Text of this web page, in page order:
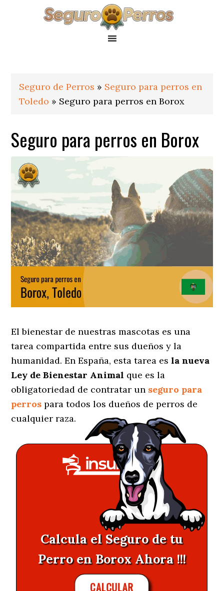
Seguro de Perros » Seguro para perros en
Toledo » Seguro para perros en Borox
Seguro para perros en Borox
El bienestar de nuestras mascotas es una
tarea compartida entre sus dueños y la
humanidad. En España, esta tarea esla nueva
Ley de Bienestar Animal que es la
obligatoriedad de contratar un seguro para
perros para todos los dueños de perros de
cualquier raza.
Calcula el Seguro de tu
Perro en Borox Ahora !!!
CALCULAR